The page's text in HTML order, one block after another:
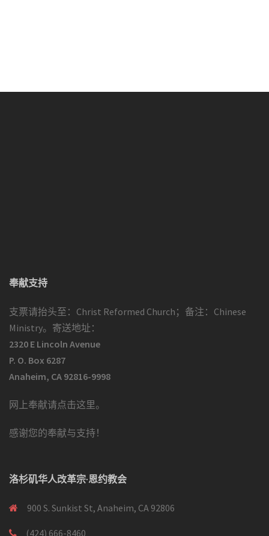
奉献支持
支票请抬头至：Christ Reformed Church；备注：Chinese
Ministry。寄送地址：
2320 E Lincoln Avenue
P. O. Box 6287
Anaheim, CA 92816-9998
网上奉献请点击这里。
感谢您的奉献与支持！
洛杉矶华人改革宗·恩约教会
900 S. Sunkist St, Anaheim, CA 92806
(424) 666-8460